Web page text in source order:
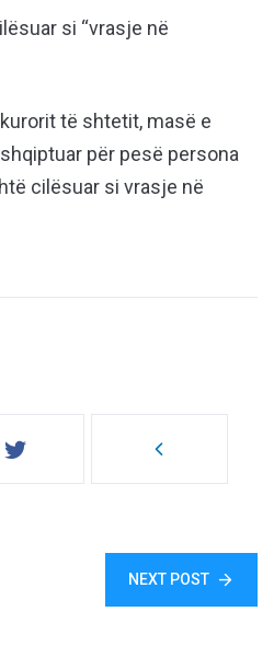
si “vrasje në
të shtetit, masë e
për pesë persona
cilësuar si vrasje në
NEXT POST